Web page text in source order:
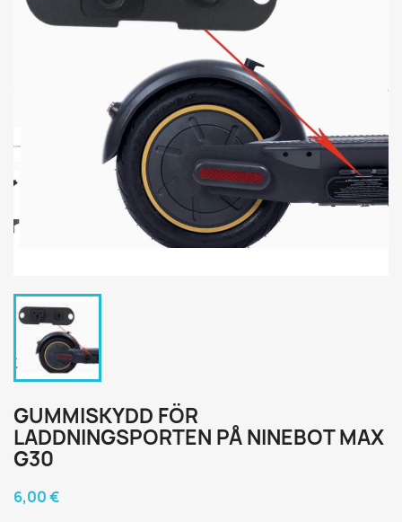
GUMMISKYDD FÖR
LADDNINGSPORTEN PÅ NINEBOT MAX
G30
6,00 €